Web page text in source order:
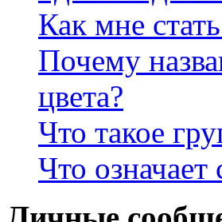
Как мне
Почему
цвета?
Что такое
Что